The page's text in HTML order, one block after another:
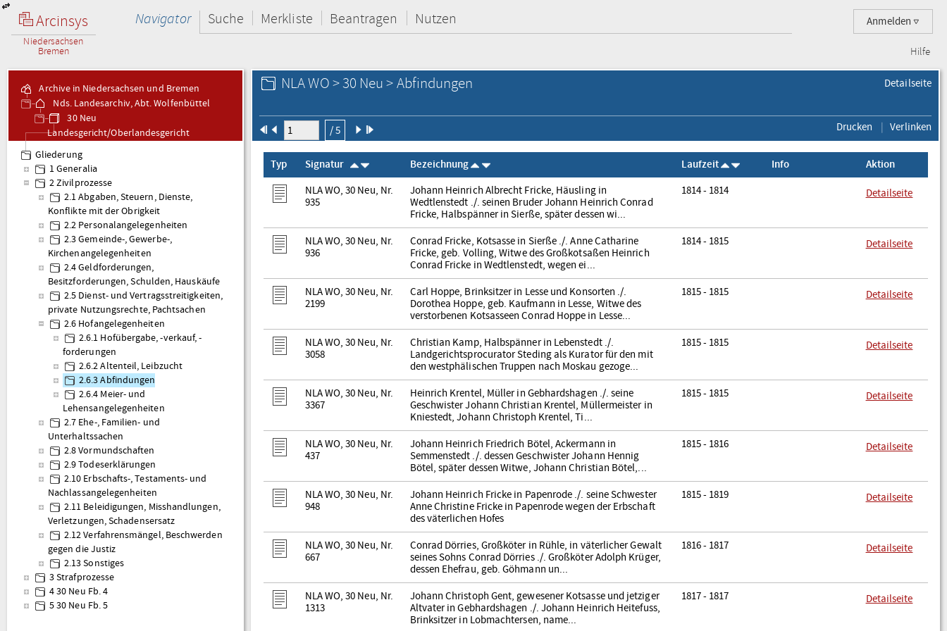
Arcinsys
Niedersachsen
Bremen
Anmelden
Navigator Suche Merkliste Beantragen Nutzen
Hilfe
Archive in Niedersachsen und Bremen
Nds. Landesarchiv, Abt. Wolfenbüttel
30 Neu
Landesgericht/Oberlandesgericht
Braunschweig
Gliederung
1 Generalia
2 Zivilprozesse
2.1 Abgaben, Steuern, Dienste,
Konflikte mit der Obrigkeit
2.2 Personalangelegenheiten
2.3 Gemeinde-, Gewerbe-,
Kirchenangelegenheiten
2.4 Geldforderungen,
Besitzforderungen, Schulden, Hauskäufe
2.5 Dienst- und Vertragsstreitigkeiten,
private Nutzungsrechte, Pachtsachen
2.6 Hofangelegenheiten
2.6.1 Hofübergabe, -verkauf, -
forderungen
2.6.2 Altenteil, Leibzucht
2.6.3 Abfindungen
2.6.4 Meier- und
Lehensangelegenheiten
2.7 Ehe-, Familien- und
Unterhaltssachen
2.8 Vormundschaften
2.9 Todeserklärungen
2.10 Erbschafts-, Testaments- und
Nachlassangelegenheiten
2.11 Beleidigungen, Misshandlungen,
Verletzungen, Schadensersatz
2.12 Verfahrensmängel, Beschwerden
gegen die Justiz
2.13 Sonstiges
3 Strafprozesse
4 30 Neu Fb. 4
5 30 Neu Fb. 5
Detailseite
NLA WO > 30 Neu > Abfindungen
/ 5 Drucken Verlinken
Typ Signatur Bezeichnung Laufzeit Info Aktion
NLA WO, 30 Neu, Nr.
935
Johann Heinrich Albrecht Fricke, Häusling in
Wedtlenstedt ./. seinen Bruder Johann Heinrich Conrad
Fricke, Halbspänner in Sierße, später dessen wi...
1814 - 1814 Detailseite
NLA WO, 30 Neu, Nr.
936
Conrad Fricke, Kotsasse in Sierße ./. Anne Catharine
Fricke, geb. Volling, Witwe des Großkotsaßen Heinrich
Conrad Fricke in Wedtlenstedt, wegen ei...
1814 - 1815 Detailseite
NLA WO, 30 Neu, Nr.
2199
Carl Hoppe, Brinksitzer in Lesse und Konsorten ./.
Dorothea Hoppe, geb. Kaufmann in Lesse, Witwe des
verstorbenen Kotsasseen Conrad Hoppe in Lesse...
1815 - 1815 Detailseite
NLA WO, 30 Neu, Nr.
3058
Christian Kamp, Halbspänner in Lebenstedt ./.
Landgerichtsprocurator Steding als Kurator für den mit
den westphälischen Truppen nach Moskau gezoge...
1815 - 1815 Detailseite
NLA WO, 30 Neu, Nr.
3367
Heinrich Krentel, Müller in Gebhardshagen ./. seine
Geschwister Johann Christian Krentel, Müllermeister in
Kniestedt, Johann Christoph Krentel, Ti...
1815 - 1815 Detailseite
NLA WO, 30 Neu, Nr.
437
Johann Heinrich Friedrich Bötel, Ackermann in
Semmenstedt ./. dessen Geschwister Johann Hennig
Bötel, später dessen Witwe, Johann Christian Bötel,...
1815 - 1816 Detailseite
NLA WO, 30 Neu, Nr.
948
Johann Heinrich Fricke in Papenrode ./. seine Schwester
Anne Christine Fricke in Papenrode wegen der Erbschaft
des väterlichen Hofes
1815 - 1819 Detailseite
NLA WO, 30 Neu, Nr.
667
Conrad Dörries, Großköter in Rühle, in väterlicher Gewalt
seines Sohns Conrad Dörries ./. Großköter Adolph Krüger,
dessen Ehefrau, geb. Göhmann un...
1816 - 1817 Detailseite
NLA WO, 30 Neu, Nr.
1313
Johann Christoph Gent, gewesener Kotsasse und jetziger
Altvater in Gebhardshagen ./. Johann Heinrich Heitefuss,
Brinksitzer in Lobmachtersen, name...
1817 - 1817 Detailseite